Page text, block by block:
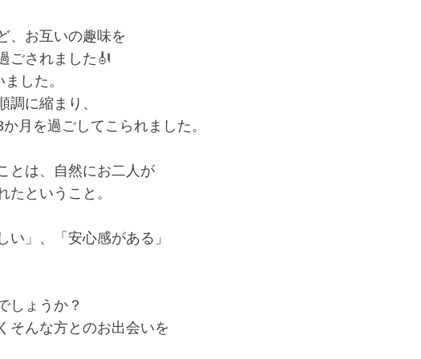
、お互いの趣味を
ごされました🎻
した。
に縮まり、
月を過ごしてこられました。
とは、自然にお二人が
ということ。
」、「安心感がある」
しょうか？
そんな方とのお出会いを